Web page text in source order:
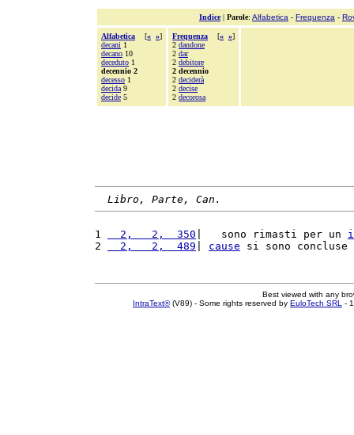
Indice| Parole: Alfabetica - Frequenza -
Alfabetica [« »]
decani 1
decano 10
deceduto 1
decennio 2
decesso 1
decida 9
decide 5
Frequenza [« »]
2 dandone
2 dar
2 debitore
2 decennio
2 deciderà
2 decise
2 decorosa
Libro, Parte, Can.
1
  2,   2,  350
|   sono rimasti per un
2
  2,   2,  489
cause si sono
Best viewed with any
IntraText®(V89) - Some rights reserved by EuloTech SRL -